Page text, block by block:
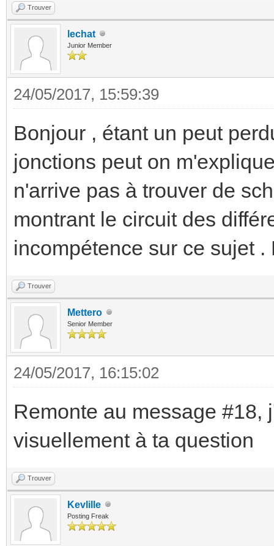
Trouver
lechat
Junior Member
24/05/2017, 15:59:39
Bonjour , étant un peut
jonctions peut on
n'arrive pas à trouver de
montrant le circuit des
incompétence sur ce sujet
Trouver
Mettero
Senior Member
24/05/2017, 16:15:02
Remonte au message #18,
visuellement à ta question
Trouver
Kevlille
Posting Freak